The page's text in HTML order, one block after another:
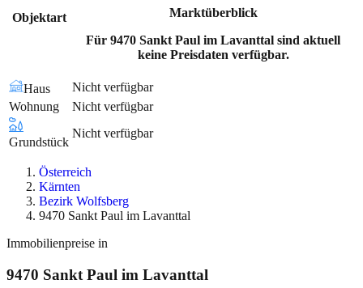
Objektart
Marktüberblick
Für 9470 Sankt Paul im Lavanttal sind aktuell
keine Preisdaten verfügbar.
Haus
Nicht verfügbar
Wohnung
Nicht verfügbar
Grundstück
Nicht verfügbar
Österreich
Kärnten
Bezirk Wolfsberg
9470 Sankt Paul im Lavanttal
Immobilienpreise in
9470 Sankt Paul im Lavanttal